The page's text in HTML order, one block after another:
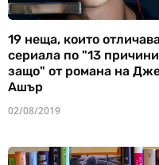
19 неща, които
сериала по "13 причини
защо" от романа на
Ашър
02/08/2019